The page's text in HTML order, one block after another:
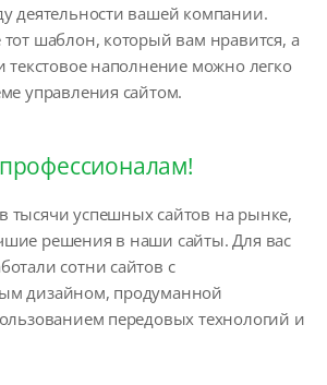
деятельности вашей компании.
шаблон, который вам нравится, а
текстовое наполнение можно легко
управления сайтом.
тысячи успешных сайтов на рынке,
решения в наши сайты. Для вас
сотни сайтов с
дизайном, продуманной
передовых технологий и